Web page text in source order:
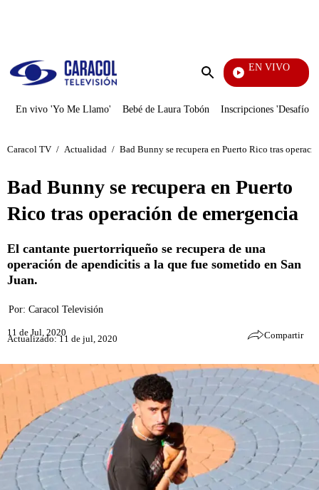
Enviar
EN VIVO
Noches
En vivo 'Yo Me Llamo' Bebé de Laura Tobón Inscripciones 'Desafío'
Caracol TV / Actualidad / Bad Bunny se recupera en Puerto Rico tras
Bad Bunny se recupera en Puerto
Rico tras operación de emergencia
El cantante puertorriqueño se recupera de una
operación de apendicitis a la que fue sometido en San
Juan.
Por: Caracol Televisión
11 de Jul, 2020
Actualizado: 11 de jul, 2020 Compartir